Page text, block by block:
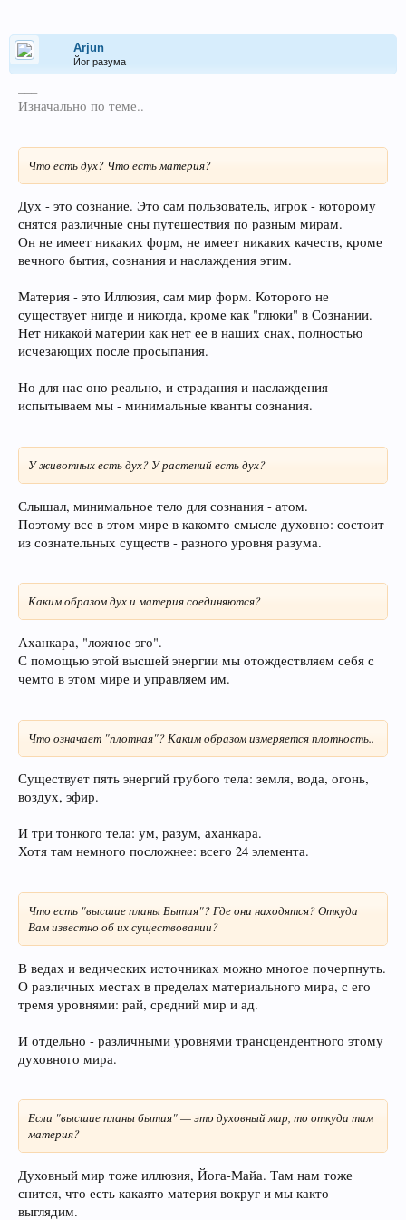
Arjun
Йог разума
Изначально по теме..
Что есть дух? Что есть материя?
Дух - это сознание. Это сам пользователь, игрок - которому
снятся различные сны путешествия по разным мирам.
Он не имеет никаких форм, не имеет никаких качеств, кроме
вечного бытия, сознания и наслаждения этим.
Материя - это Иллюзия, сам мир форм. Которого не
существует нигде и никогда, кроме как "глюки" в Сознании.
Нет никакой материи как нет ее в наших снах, полностью
исчезающих после просыпания.
Но для нас оно реально, и страдания и наслаждения
испытываем мы - минимальные кванты сознания.
У животных есть дух? У растений есть дух?
Слышал, минимальное тело для сознания - атом.
Поэтому все в этом мире в какомто смысле духовно: состоит
из сознательных существ - разного уровня разума.
Каким образом дух и материя соединяются?
Аханкара, "ложное эго".
С помощью этой высшей энергии мы отождествляем себя с
чемто в этом мире и управляем им.
Что означает "плотная"? Каким образом измеряется плотность..
Существует пять энергий грубого тела: земля, вода, огонь,
воздух, эфир.
И три тонкого тела: ум, разум, аханкара.
Хотя там немного посложнее: всего 24 элемента.
Что есть "высшие планы Бытия"? Где они находятся? Откуда
Вам известно об их существовании?
В ведах и ведических источниках можно многое почерпнуть.
О различных местах в пределах материального мира, с его
тремя уровнями: рай, средний мир и ад.
И отдельно - различными уровнями трансцендентного этому
духовного мира.
Если "высшие планы бытия" — это духовный мир, то откуда там
материя?
Духовный мир тоже иллюзия, Йога-Майа. Там нам тоже
снится, что есть какаято материя вокруг и мы както
выглядим.